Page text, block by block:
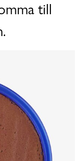
till